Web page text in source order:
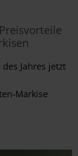
Jahres jetzt
Markise